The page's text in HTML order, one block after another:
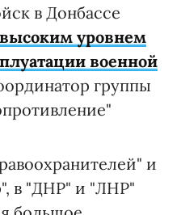
в Донбассе
уровнем
военной
группы
и
в "ДНР" и "ЛНР"